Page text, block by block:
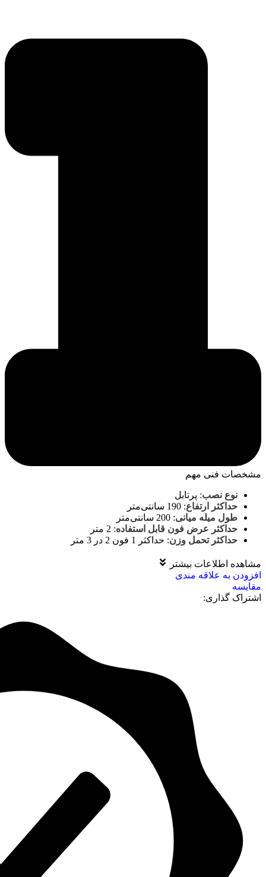
مشخصات فنی مهم
نوع نصب: پرتابل
حداکثر ارتفاع: 190 سانتی‌متر
طول میله میانی: 200 سانتی‌متر
حداکثر عرض فون قابل استفاده: 2 متر
حداکثر تحمل وزن: حداکثر 1 فون 2 در 3 متر
مشاهده اطلاعات بیشتر
افزودن به علاقه مندی
مقايسه
اشتراک گذاری: